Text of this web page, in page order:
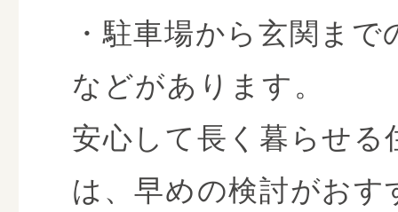
・駐車場から玄関まで
などがあります。
安心して長く暮らせる
は、早めの検討がおす